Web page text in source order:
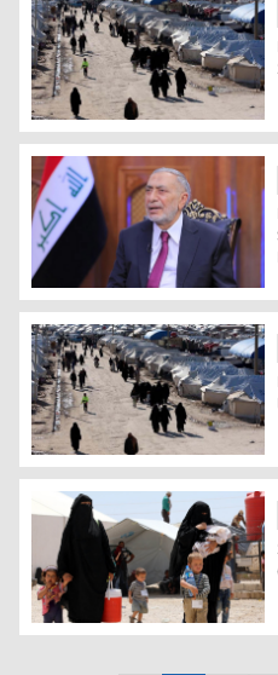
Rêveberiya Kampa Holê:
Meşhedanî: Ji bo yasaya
Fransa 13 jin û zarokan ji
232 malbatên Iraqî ji